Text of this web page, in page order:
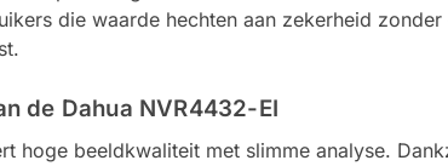
die waarde hechten aan zekerheid
de Dahua NVR4432-EI
hoge beeldkwaliteit met slimme analyse.